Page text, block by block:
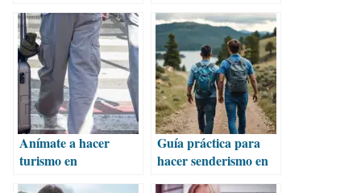
Anímate a hacer
turismo en
Guía práctica para
hacer senderismo en